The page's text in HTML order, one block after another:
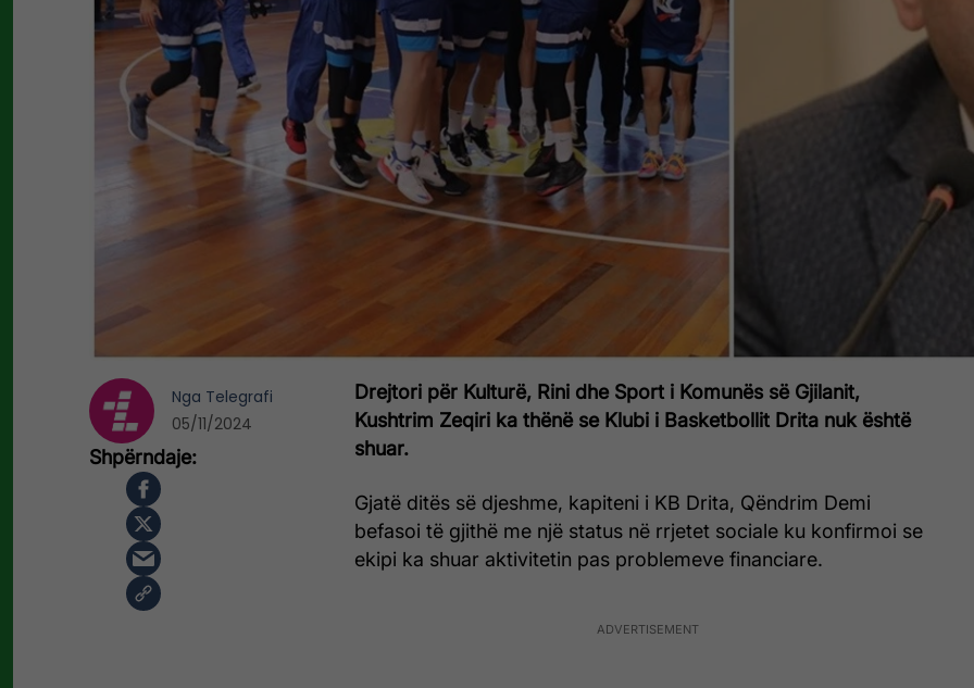
Drejtori për Kulturë, Rini dhe Sport i Komunës së Gjilanit,
Kushtrim Zeqiri ka thënë se Klubi i Basketbollit Drita nuk është
shuar.
Gjatë ditës së djeshme, kapiteni i KB Drita, Qëndrim Demi
befasoi të gjithë me një status në rrjetet sociale ku konfirmoi se
ekipi ka shuar aktivitetin pas problemeve financiare.
Nga Telegrafi
05/11/2024